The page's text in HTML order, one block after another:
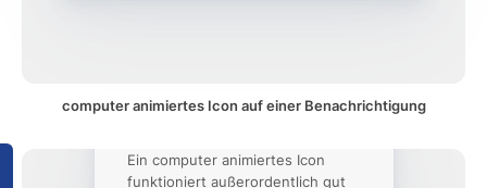
computer animiertes Icon auf einer Benachrichtigung
Ein computer animiertes Icon
funktioniert außerordentlich gut